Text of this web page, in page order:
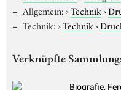
Allgemein:›Technik›
Technik:›Technik›
Verknüpfte
Biografie,